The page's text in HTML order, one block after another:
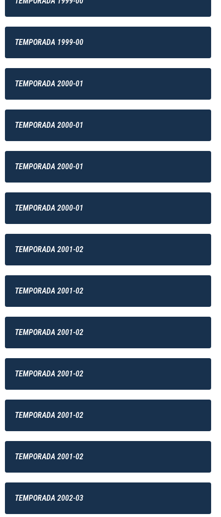
TEMPORADA 1999-00
TEMPORADA 2000-01
TEMPORADA 2000-01
TEMPORADA 2000-01
TEMPORADA 2000-01
TEMPORADA 2001-02
TEMPORADA 2001-02
TEMPORADA 2001-02
TEMPORADA 2001-02
TEMPORADA 2001-02
TEMPORADA 2001-02
TEMPORADA 2002-03